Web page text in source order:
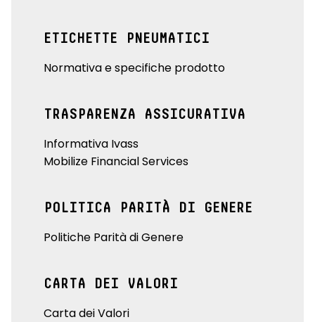
ETICHETTE PNEUMATICI
Normativa e specifiche prodotto
TRASPARENZA ASSICURATIVA
Informativa Ivass
Mobilize Financial Services
POLITICA PARITÀ DI GENERE
Politiche Parità di Genere
CARTA DEI VALORI
Carta dei Valori